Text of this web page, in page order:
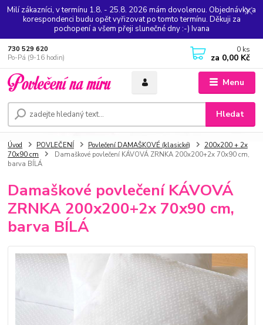
Milí zákazníci, v termínu 1.8. - 25.8. 2026 mám dovolenou. Objednávky a
korespondenci budu opět vyřizovat po tomto termínu. Děkuji za
pochopení a všem přeji slunečné dny :-) Ivana
Menu
Hledat
730 529 620
Po-Pá (9-16 hodin)
0 ks
za 0,00 Kč
Úvod POVLEČENÍ Povlečení DAMAŠKOVÉ (klasické)
200x200 + 2x
70x90 cm
Damaškové povlečení KÁVOVÁ ZRNKA 200x200+2x 70x90 cm,
barva BÍLÁ
Damaškové povlečení KÁVOVÁ
ZRNKA 200x200+2x 70x90 cm,
barva BÍLÁ